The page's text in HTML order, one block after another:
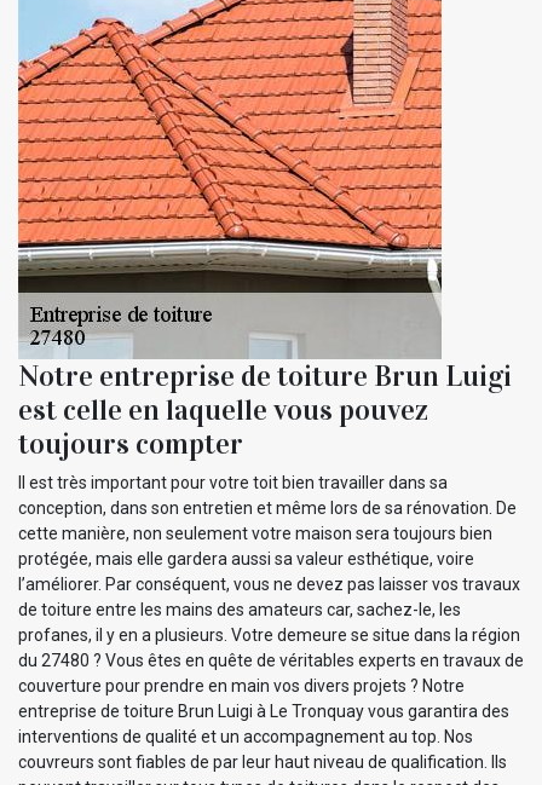
Notre entreprise de toiture Brun Luigi
est celle en laquelle vous pouvez
toujours compter
Il est très important pour votre toit bien travailler dans sa
conception, dans son entretien et même lors de sa rénovation. De
cette manière, non seulement votre maison sera toujours bien
protégée, mais elle gardera aussi sa valeur esthétique, voire
l’améliorer. Par conséquent, vous ne devez pas laisser vos travaux
de toiture entre les mains des amateurs car, sachez-le, les
profanes, il y en a plusieurs. Votre demeure se situe dans la région
du 27480 ? Vous êtes en quête de véritables experts en travaux de
couverture pour prendre en main vos divers projets ? Notre
entreprise de toiture Brun Luigi à Le Tronquay vous garantira des
interventions de qualité et un accompagnement au top. Nos
couvreurs sont fiables de par leur haut niveau de qualification. Ils